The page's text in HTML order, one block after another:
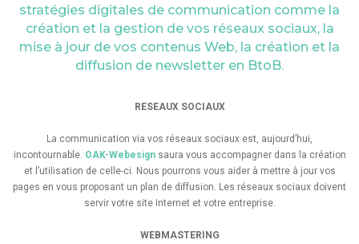
stratégies digitales de communication comme la
création et la gestion de vos réseaux sociaux, la
mise à jour de vos contenus Web, la création et la
diffusion de newsletter en BtoB.
RESEAUX SOCIAUX
La communication via vos réseaux sociaux est, aujourd’hui,
incontournable. OAK-Webesignsaura vous accompagner dans la création
et l’utilisation de celle-ci. Nous pourrons vous aider à mettre à jour vos
pages en vous proposant un plan de diffusion. Les réseaux sociaux doivent
servir votre site Internet et votre entreprise.
WEBMASTERING